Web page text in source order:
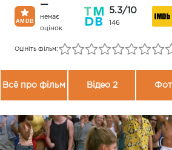
—
немає
оцінок
5.3/10
146
Оцініть фільм:
Всё про фільм Відео 2